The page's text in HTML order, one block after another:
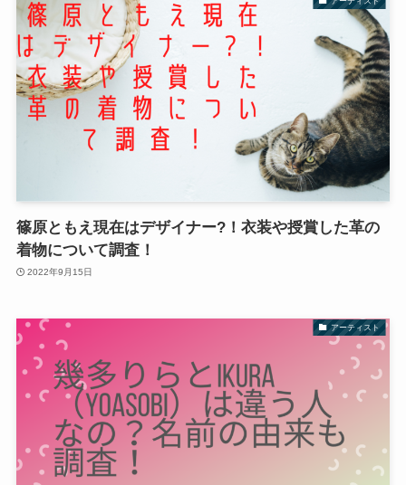
篠原ともえ現在はデザイナー?！衣装や授賞した革の
着物について調査！
2022年9月15日
アーティスト